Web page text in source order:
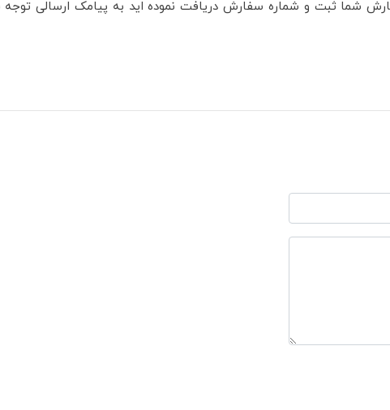
شما ثبت و شماره سفارش دریافت نموده اید به پیامک ارسالی